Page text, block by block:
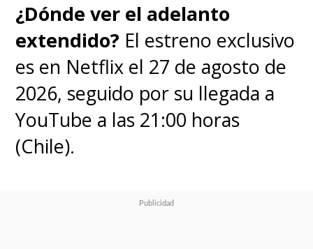
¿Dónde ver el adelanto
extendido? El estreno exclusivo
es en Netflix el 27 de agosto de
2026, seguido por su llegada a
YouTube a las 21:00 horas
(Chile).